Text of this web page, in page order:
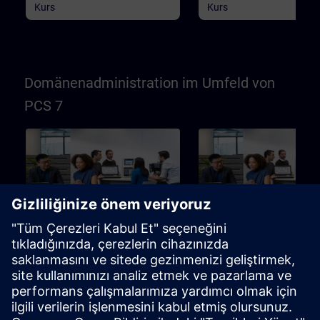
Kurs Kurs
Domänenadministration im Umfeld von
PCS 7
40h
Einsatz eines Active
Directory (Domäne) im PCS
7 / WinCC-Umfeld (Präsenz-
Training)
Einsatz eines Active
Directory (Domäne) im
7 / WinCC-Umfeld
Training)